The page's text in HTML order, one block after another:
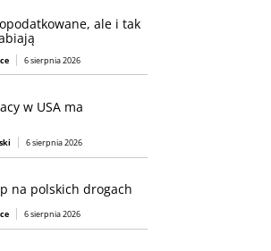
ale i tak
6 sierpnia 2026
w USA ma
6 sierpnia 2026
na polskich drogach
6 sierpnia 2026